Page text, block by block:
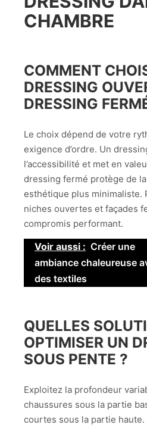
CHAMBRE
COMMENT
DRESSING
DRESSING
Le choix dépend de votre
exigence d’ordre. Un
l’accessibilité et met en
dressing fermé protège de
esthétique plus minimaliste.
niches ouvertes et façades
compromis performant.
Voir aussi : Créer une
ambiance chaleureuse
des textiles
QUELLES
OPTIMISER UN
SOUS PENTE ?
Exploitez la profondeur
chaussures sous la partie
courtes sous la partie